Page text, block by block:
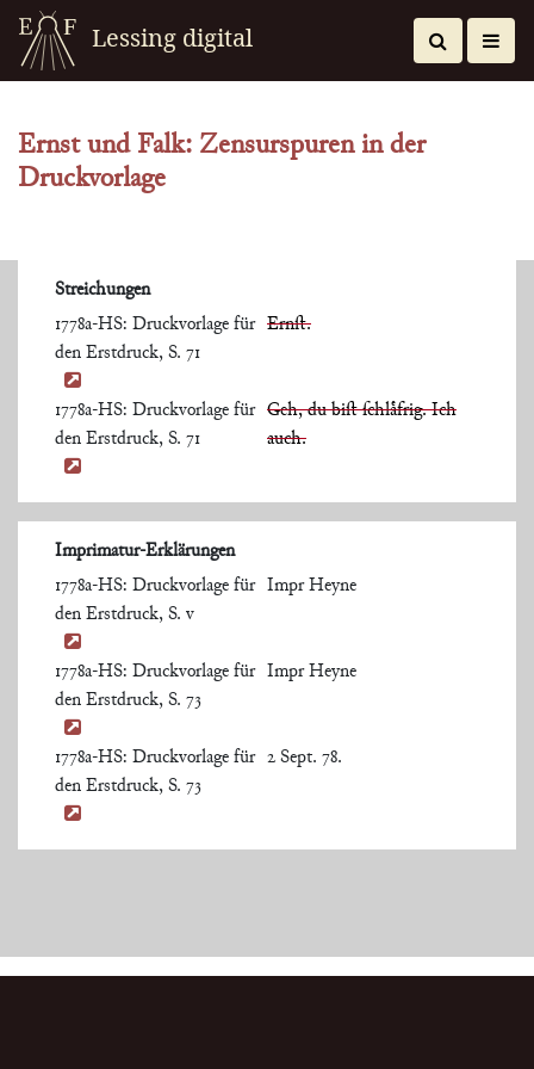
Lessing digital
Ernst und Falk: Zensurspuren in der
Druckvorlage
Streichungen
1778a-HS: Druckvorlage für
den Erstdruck, S. 71
Ernſt.
1778a-HS: Druckvorlage für
den Erstdruck, S. 71
Geh, du biſt ſchlaͤfrig. Ich
auch.
Imprimatur-Erklärungen
1778a-HS: Druckvorlage für
den Erstdruck, S. v
Impr Heyne
1778a-HS: Druckvorlage für
den Erstdruck, S. 73
Impr Heyne
1778a-HS: Druckvorlage für
den Erstdruck, S. 73
2 Sept. 78.